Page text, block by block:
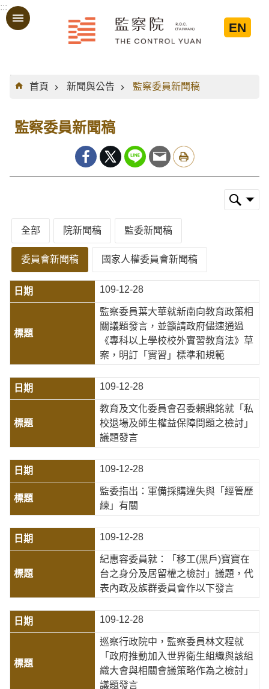
跳到主要內容區塊
:::
EN
:::
首頁
新聞與公告 監察委員新聞稿
監察委員新聞稿
全部 院新聞稿 監委新聞稿
委員會新聞稿 國家人權委員會新聞稿
109-12-28
監察委員葉大華就新南向教育政策相
關議題發言，並籲請政府儘速通過
《專科以上學校校外實習教育法》草
案，明訂「實習」標準和規範
109-12-28
教育及文化委員會召委賴鼎銘就「私
校退場及師生權益保障問題之檢討」
議題發言
109-12-28
監委指出：軍備採購違失與「經管歷
練」有關
109-12-28
紀惠容委員就：「移工(黑戶)寶寶在
台之身分及居留權之檢討」議題，代
表內政及族群委員會作以下發言
109-12-28
巡察行政院中，監察委員林文程就
「政府推動加入世界衛生組織與該組
織大會與相關會議策略作為之檢討」
議題發言